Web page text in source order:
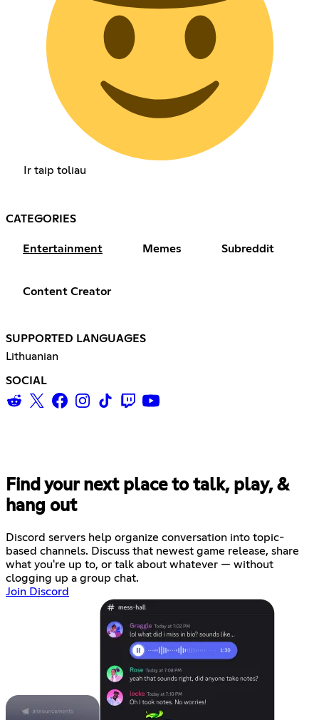
Ir taip toliau
CATEGORIES
Entertainment Memes Subreddit
Content Creator
SUPPORTED LANGUAGES
Lithuanian
SOCIAL
Find your next place to talk, play, &
hang out
Discord servers help organize conversation into topic-
based channels. Discuss that newest game release, share
what you're up to, or talk about whatever — without
clogging up a group chat.
Join Discord